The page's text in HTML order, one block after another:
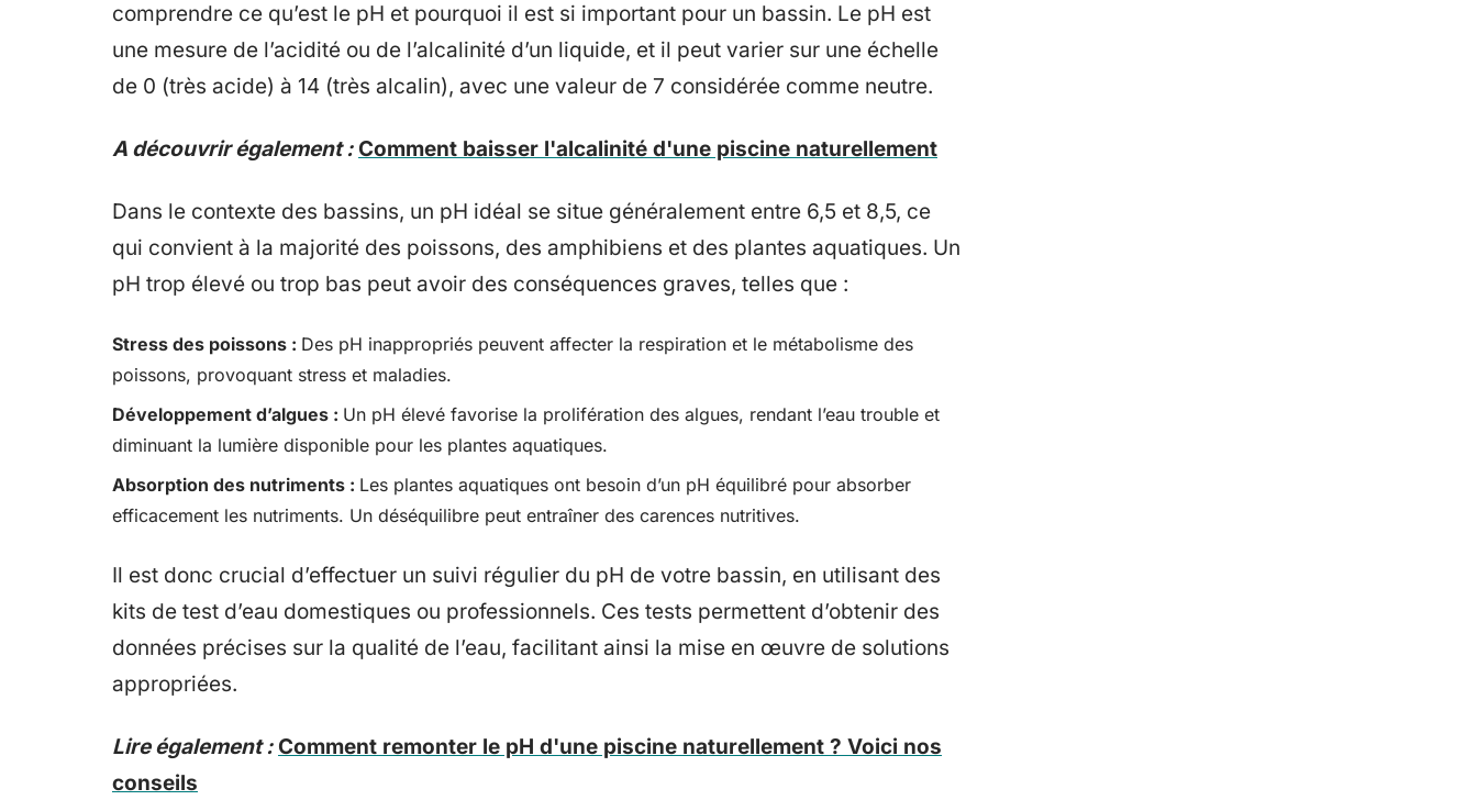
comprendre ce qu’est le pH et pourquoi il est si important pour un bassin. Le pH est
une mesure de l’acidité ou de l’alcalinité d’un liquide, et il peut varier sur une échelle
de 0 (très acide) à 14 (très alcalin), avec une valeur de 7 considérée comme neutre.
A découvrir également : Comment baisser l'alcalinité d'une piscine naturellement
Dans le contexte des bassins, un pH idéal se situe généralement entre 6,5 et 8,5, ce
qui convient à la majorité des poissons, des amphibiens et des plantes aquatiques. Un
pH trop élevé ou trop bas peut avoir des conséquences graves, telles que :
Stress des poissons : Des pH inappropriés peuvent affecter la respiration et le métabolisme des
poissons, provoquant stress et maladies.
Développement d’algues : Un pH élevé favorise la prolifération des algues, rendant l’eau trouble et
diminuant la lumière disponible pour les plantes aquatiques.
Absorption des nutriments : Les plantes aquatiques ont besoin d’un pH équilibré pour absorber
efficacement les nutriments. Un déséquilibre peut entraîner des carences nutritives.
Il est donc crucial d’effectuer un suivi régulier du pH de votre bassin, en utilisant des
kits de test d’eau domestiques ou professionnels. Ces tests permettent d’obtenir des
données précises sur la qualité de l’eau, facilitant ainsi la mise en œuvre de solutions
appropriées.
Lire également : Comment remonter le pH d'une piscine naturellement ? Voici nos
conseils